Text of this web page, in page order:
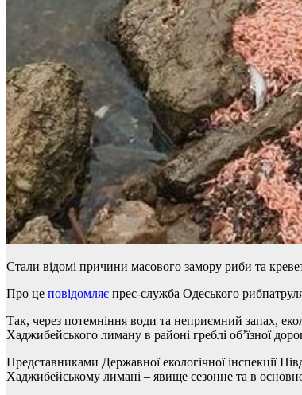
Стали відомі причини масового замору риби та
Про це повідомляє прес-служба Одеського
Так, через потемніння води та неприємний запах,
Хаджибейського лиману в районі греблі об’їзної
Представниками Державної екологічної інспекції
Хаджибейському лимані – явище сезонне та в